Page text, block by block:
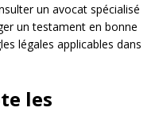
un avocat spécialisé
un testament en bonne
légales applicables dans
les